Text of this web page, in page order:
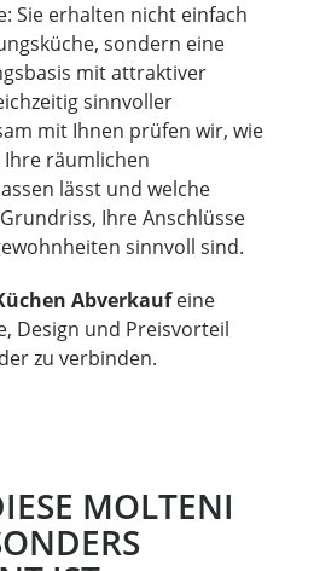
Sie erhalten nicht einfach
sondern eine
mit attraktiver
sinnvoller
mit Ihnen prüfen wir, wie
Ihre räumlichen
lässt und welche
Ihre Anschlüsse
sinnvoll sind.
Abverkaufeine
Design und Preisvorteil
zu verbinden.
MOLTENI